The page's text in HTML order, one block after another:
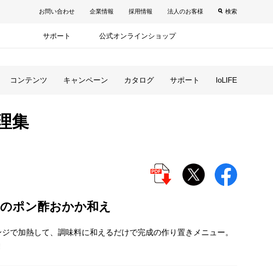
お問い合わせ 企業情報 採用情報 法人のお客様 検索
サポート 公式オンラインショップ
コンテンツ キャンペーン カタログ サポート IoLIFE
集
ポン酢おかか和え
で加熱して、調味料に和えるだけで完成の作り置きメニュー。